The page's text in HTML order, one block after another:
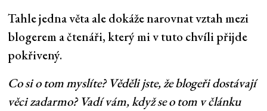
Tahle jedna věta ale dokáže narovnat vztah mezi
blogerem a čtenáři, který mi v tuto chvíli přijde
pokřivený.
Co si o tom myslíte? Věděli jste, že blogeři dostávají
věci zadarmo? Vadí vám, když se o tom v článku